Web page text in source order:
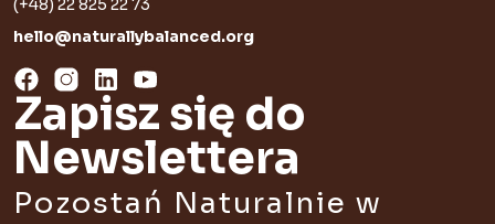
(+48) 22 825 22 73
hello@naturallybalanced.org
Zapisz się do
Newslettera
Pozostań Naturalnie w